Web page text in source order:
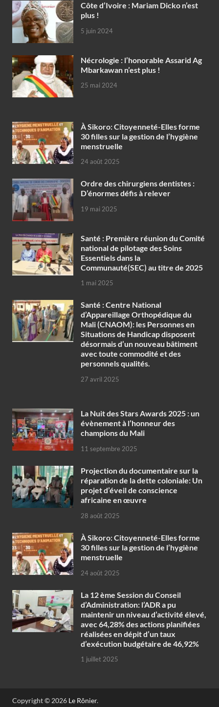
Côte d’Ivoire : Mariam Dicko n’est
plus !
5 juin 2024
Nécrologie : l’honorable Assarid Ag
Mbarkawan n’est plus !
25 mai 2024
À Sikoro: Citoyenneté-Elles forme
30 filles sur la gestion de l’hygiène
menstruelle
24 août 2025
Ordre des chirurgiens dentistes :
D’énormes défis à relever
19 mai 2025
Santé : Première réunion du Comité
national de pilotage des Soins
Essentiels dans la
Communauté(SEC) au titre de 2025
1 mai 2025
Santé : Centre National
d’Appareillage Orthopédique du
Mali (CNAOM): les Personnes en
Situations de Handicap disposent
désormais d’un nouveau bâtiment
avec toute commodité et des
personnels qualités.
27 avril 2025
‎La Nuit des Stars Awards 2025 : un
évènement à l’honneur des
champions du Mali
11 septembre 2025
Projection du documentaire sur la
réparation de la dette coloniale: Un
projet d’éveil de conscience
africaine en œuvre‎
28 août 2025
À Sikoro: Citoyenneté-Elles forme
30 filles sur la gestion de l’hygiène
menstruelle
24 août 2025
La 12 ème Session du Conseil
d’Administration: l’ADR a pu
maintenir un niveau d’activité élevé,
avec 64,28% des actions planifiées
réalisées en dépit d’un taux
d’exécution budgétaire de 46,92%
1 juillet 2025
Copyright © 2026 Le Rônier.